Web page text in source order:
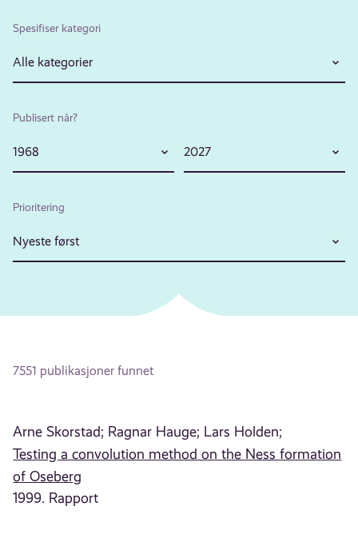
Spesifiser kategori
Alle kategorier
Publisert når?
1968 2027
Prioritering
Nyeste først
7551 publikasjoner funnet
Arne Skorstad; Ragnar Hauge; Lars Holden;
Testing a convolution method on the Ness formation
of Oseberg
1999. Rapport